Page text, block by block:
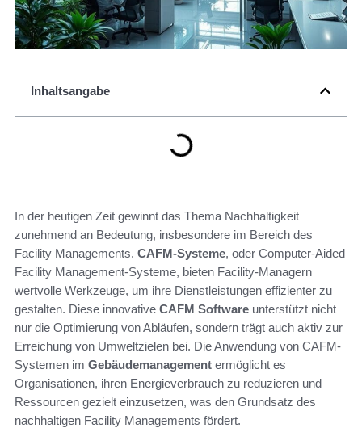
Inhaltsangabe
In der heutigen Zeit gewinnt das Thema Nachhaltigkeit
zunehmend an Bedeutung, insbesondere im Bereich des
Facility Managements. CAFM-Systeme, oder Computer-Aided
Facility Management-Systeme, bieten Facility-Managern
wertvolle Werkzeuge, um ihre Dienstleistungen effizienter zu
gestalten. Diese innovative CAFM Software unterstützt nicht
nur die Optimierung von Abläufen, sondern trägt auch aktiv zur
Erreichung von Umweltzielen bei. Die Anwendung von CAFM-
Systemen im Gebäudemanagement ermöglicht es
Organisationen, ihren Energieverbrauch zu reduzieren und
Ressourcen gezielt einzusetzen, was den Grundsatz des
nachhaltigen Facility Managements fördert.